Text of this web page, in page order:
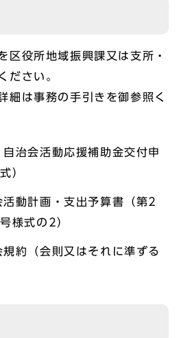
区役所地域振興課又は支所・
ださい。
細は事務の手引きを御参照く
治会活動応援補助金交付申
）
活動計画・支出予算書（第2
様式の2）
約（会則又はそれに準ずる